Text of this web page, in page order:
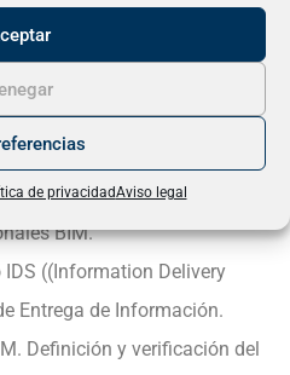
de privacidadAviso legal
con AENOR. 5 ECTS
19650 parte 2. Fase de
metodología BIM.
de la BuildingSMART (BS):
Preparación a la
BIM.
((Information Delivery
Entrega de Información.
Definición y verificación del